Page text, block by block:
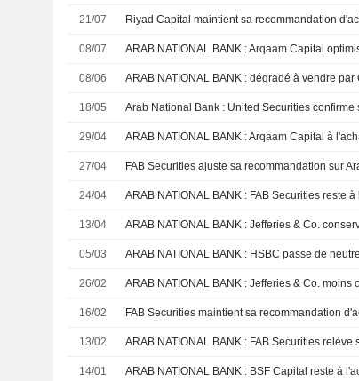
21/07
08/07 ARAB NATIONAL BANK : Arqaam Capital
08/06 ARAB NATIONAL BANK : dégradé à vendre par
18/05
29/04 ARAB NATIONAL BANK : Arqaam Capital à
27/04
24/04 ARAB NATIONAL BANK : FAB Securities reste à
13/04 ARAB NATIONAL BANK : Jefferies & Co.
05/03 ARAB NATIONAL BANK : HSBC passe de
26/02 ARAB NATIONAL BANK : Jefferies & Co. moins
16/02
13/02 ARAB NATIONAL BANK : FAB Securities relève
14/01 ARAB NATIONAL BANK : BSF Capital reste à